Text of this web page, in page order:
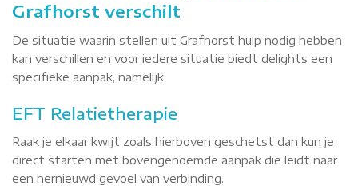
Grafhorst verschilt
De situatie waarin stellen uit Grafhorst hulp nodig hebben
kan verschillen en voor iedere situatie biedt delights een
specifieke aanpak, namelijk:
EFT Relatietherapie
Raak je elkaar kwijt zoals hierboven geschetst dan kun je
direct starten met bovengenoemde aanpak die leidt naar
een hernieuwd gevoel van verbinding.